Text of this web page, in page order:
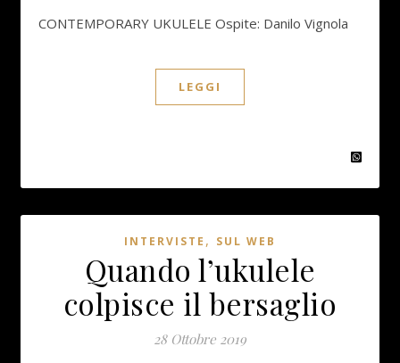
CONTEMPORARY UKULELE Ospite: Danilo Vignola
LEGGI
INTERVISTE , SUL WEB
Quando l’ukulele
colpisce il bersaglio
28 Ottobre 2019